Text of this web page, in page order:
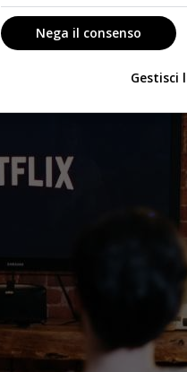
Nega il consenso
Gestisci